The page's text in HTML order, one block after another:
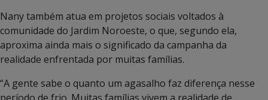
Nany também atua em projetos sociais voltados à
comunidade do Jardim Noroeste, o que, segundo ela,
aproxima ainda mais o significado da campanha da
realidade enfrentada por muitas famílias.
“A gente sabe o quanto um agasalho faz diferença nesse